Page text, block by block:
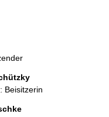
Beisitzerin